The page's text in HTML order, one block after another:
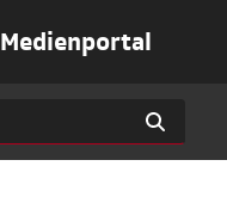
Medienportal